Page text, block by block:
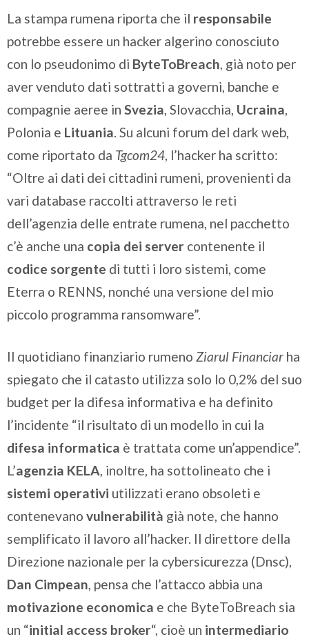
La stampa rumena riporta che il responsabile
potrebbe essere un hacker algerino conosciuto
con lo pseudonimo di ByteToBreach, già noto per
aver venduto dati sottratti a governi, banche e
compagnie aeree in Svezia, Slovacchia, Ucraina,
Polonia e Lituania. Su alcuni forum del dark web,
come riportato da Tgcom24, l’hacker ha scritto:
“Oltre ai dati dei cittadini rumeni, provenienti da
vari database raccolti attraverso le reti
dell’agenzia delle entrate rumena, nel pacchetto
c’è anche una copia dei server contenente il
codice sorgente di tutti i loro sistemi, come
Eterra o RENNS, nonché una versione del mio
piccolo programma ransomware”.
Il quotidiano finanziario rumeno Ziarul Financiar ha
spiegato che il catasto utilizza solo lo 0,2% del suo
budget per la difesa informativa e ha definito
l’incidente “il risultato di un modello in cui la
difesa informatica è trattata come un’appendice”.
L’agenzia KELA, inoltre, ha sottolineato che i
sistemi operativi utilizzati erano obsoleti e
contenevano vulnerabilità già note, che hanno
semplificato il lavoro all’hacker. Il direttore della
Direzione nazionale per la cybersicurezza (Dnsc),
Dan Cimpean, pensa che l’attacco abbia una
motivazione economica e che ByteToBreach sia
un “initial access broker“, cioè un intermediario